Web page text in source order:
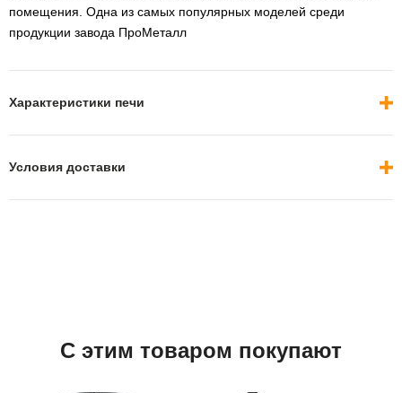
помещения. Одна из самых популярных моделей среди
продукции завода ПроМеталл
Характеристики печи
Условия доставки
С этим товаром покупают